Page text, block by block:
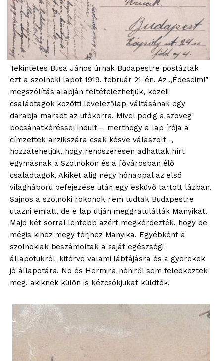
Tekintetes Busa János úrnak Budapestre postázták
ezt a szolnoki lapot 1919. február 21-én. Az „Édeseim!”
megszólítás alapján feltételezhetjük, közeli
családtagok közötti levelezőlap-váltásának egy
darabja maradt az utókorra. Mivel pedig a szöveg
bocsánatkéréssel indult – merthogy a lap írója a
címzettek anzikszára csak késve válaszolt -,
hozzátehetjük, hogy rendszeresen adhattak hírt
egymásnak a Szolnokon és a fővárosban élő
családtagok. Akiket alig négy hónappal az első
világháború befejezése után egy esküvő tartott lázban.
Sajnos a szolnoki rokonok nem tudtak Budapestre
utazni emiatt, de e lap útján meggratulálták Manyikát.
Majd két sorral lentebb azért megkérdezték, hogy de
mégis kihez megy férjhez Manyika. Egyébként a
szolnokiak beszámoltak a saját egészségi
állapotukról, kitérve valami lábfájásra és a gyerekek
jó állapotára. No és Hermina néniről sem feledkeztek
meg, akiknek külön is kézcsókjukat küldték.